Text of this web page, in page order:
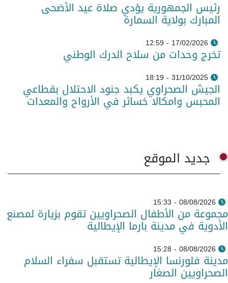
رئيس الجمهورية يؤدي صلاة عيد الأضحى
المبارك بولاية السمارة
17/02/2026 - 12:59
تخرج وحدات من سلاح الدرك الوطني
31/10/2025 - 18:19
الجيش الصحراوي يكبد جنود الاحتلال بقطاعي
المحبس وامكالا خسائر في الأرواح والمعدات
جديد الموقع
08/08/2026 - 15:33
مجموعة من الأطفال الصحراويين تقوم بزيارة لمصنع
الأدوية في مدينة بارما الإيطالية
08/08/2026 - 15:28
مدينة فلورنسا الإيطالية تستقبل سفراء السلام
الصحراويين الصغار